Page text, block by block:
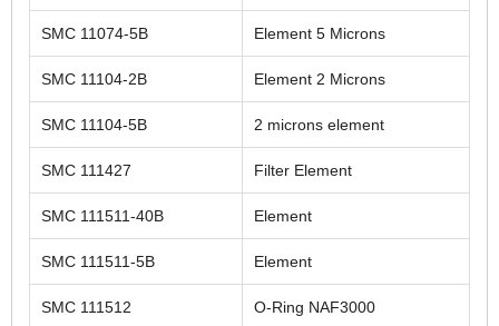
SMC 11074-5B Element 5 Microns
SMC 11104-2B Element 2 Microns
SMC 11104-5B 2 microns element
SMC 111427 Filter Element
SMC 111511-40B Element
SMC 111511-5B Element
SMC 111512 O-Ring NAF3000